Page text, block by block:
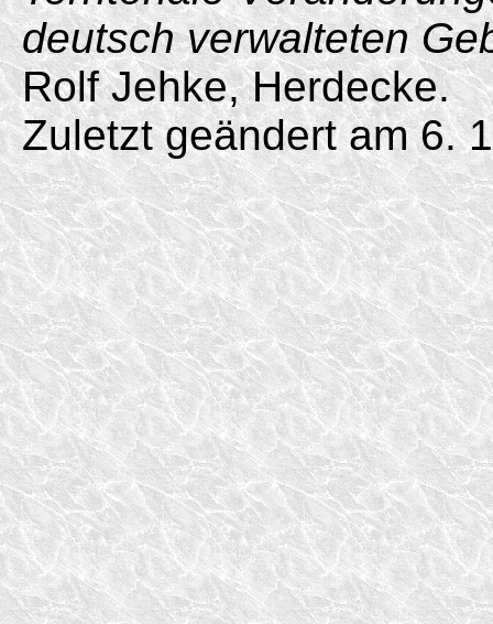
deutsch verwalteten
Rolf Jehke, Herdecke.
Zuletzt geändert am 6.